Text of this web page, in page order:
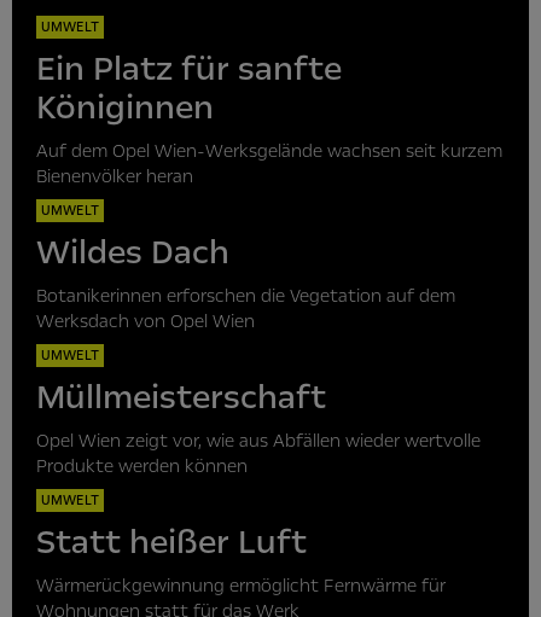
UMWELT
Ein Platz für sanfte
Königinnen
Auf dem Opel Wien-Werksgelände wachsen seit kurzem
Bienenvölker heran
UMWELT
Wildes Dach
Botanikerinnen erforschen die Vegetation auf dem
Werksdach von Opel Wien
UMWELT
Müllmeisterschaft
Opel Wien zeigt vor, wie aus Abfällen wieder wertvolle
Produkte werden können
UMWELT
Statt heißer Luft
Wärmerückgewinnung ermöglicht Fernwärme für
Wohnungen statt für das Werk